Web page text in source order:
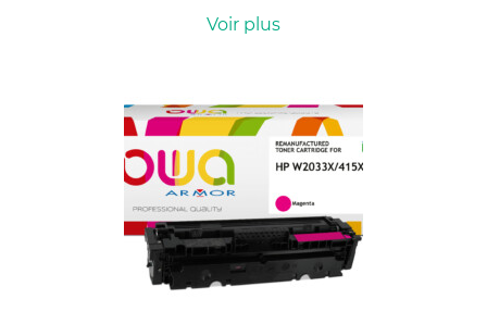
Voir plus